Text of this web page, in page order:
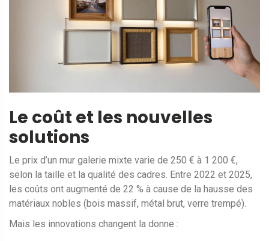
Le coût et les nouvelles
solutions
Le prix d’un mur galerie mixte varie de 250 € à 1 200 €,
selon la taille et la qualité des cadres. Entre 2022 et 2025,
les coûts ont augmenté de 22 % à cause de la hausse des
matériaux nobles (bois massif, métal brut, verre trempé).
Mais les innovations changent la donne :